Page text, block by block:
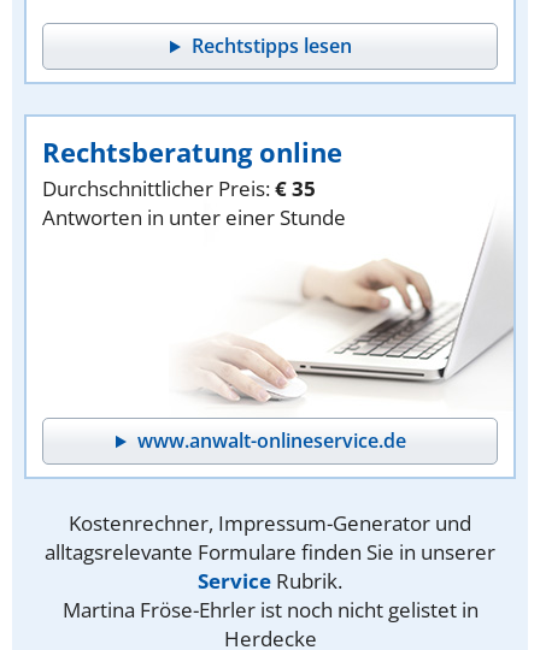
Rechtstipps lesen
Rechtsberatung online
Durchschnittlicher Preis:€ 35
Antworten in unter einer Stunde
www.anwalt-onlineservice.de
Kostenrechner, Impressum-Generator und
alltagsrelevante Formulare finden Sie in unserer
Service Rubrik.
Martina Fröse-Ehrler ist noch nicht gelistet in
Herdecke